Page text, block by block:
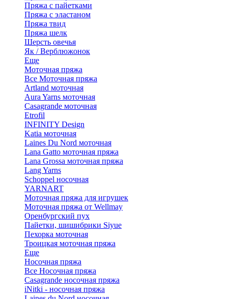
Пряжа с пайетками
Пряжа с эластаном
Пряжа твид
Пряжа шелк
Шерсть овечья
Як / Верблюжонок
Еще
Моточная пряжа
Все Моточная пряжа
Artland моточная
Aura Yarns моточная
Casagrande моточная
Etrofil
INFINITY Design
Katia моточная
Laines Du Nord моточная
Lana Gatto моточная пряжа
Lana Grossa моточная пряжа
Lang Yarns
Schoppel носочная
YARNART
Моточная пряжа для игрушек
Моточная пряжа от Wellmay
Оренбургский пух
Пайетки, шишибрики Siyue
Пехорка моточная
Троицкая моточная пряжа
Еще
Носочная пряжа
Все Носочная пряжа
Casagrande носочная пряжа
iNitki - носочная пряжа